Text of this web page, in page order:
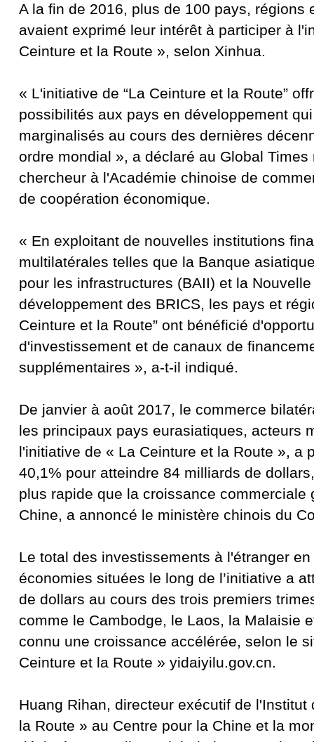
A la fin de 2016, plus de 100 pays, régions
avaient exprimé leur intérêt à participer à
Ceinture et la Route », selon Xinhua.
« L'initiative de “La Ceinture et la Route”
possibilités aux pays en développement
marginalisés au cours des dernières
ordre mondial », a déclaré au Global
chercheur à l'Académie chinoise de
de coopération économique.
« En exploitant de nouvelles institutions
multilatérales telles que la Banque
pour les infrastructures (BAII) et la
développement des BRICS, les pays et
Ceinture et la Route” ont bénéficié
d'investissement et de canaux de
supplémentaires », a-t-il indiqué.
De janvier à août 2017, le commerce
les principaux pays eurasiatiques, acteurs
l'initiative de « La Ceinture et la Route », a
40,1% pour atteindre 84 milliards de
plus rapide que la croissance commerciale
Chine, a annoncé le ministère chinois du
Le total des investissements à l'étranger
économies situées le long de l’initiative a
de dollars au cours des trois premiers
comme le Cambodge, le Laos, la Malaisie
connu une croissance accélérée, selon le
Ceinture et la Route » yidaiyilu.gov.cn.
Huang Rihan, directeur exécutif de l'Institut
la Route » au Centre pour la Chine et la